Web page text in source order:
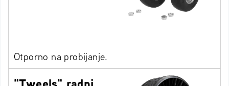
Otporno na probijanje.